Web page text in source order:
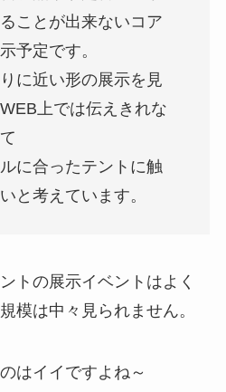
ことが出来ないコア
予定です。
に近い形の展示を見
上では伝えきれな
に合ったテントに触
と考えています。
トの展示イベントはよく
模は中々見られません。
はイイですよね～